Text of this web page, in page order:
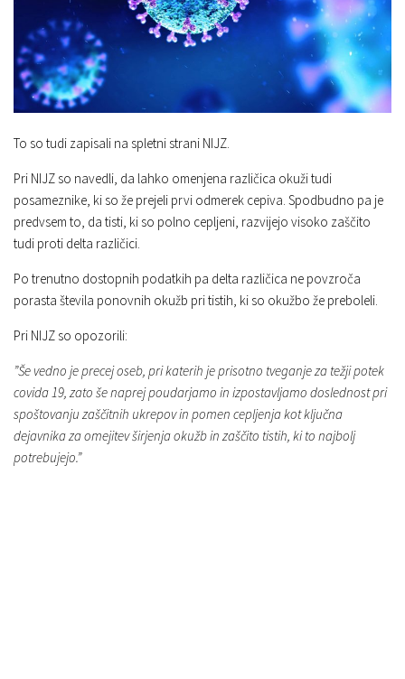
To so tudi zapisali na spletni strani NIJZ.
Pri NIJZ so navedli, da lahko omenjena različica okuži tudi
posameznike, ki so že prejeli prvi odmerek cepiva. Spodbudno pa je
predvsem to, da tisti, ki so polno cepljeni, razvijejo visoko zaščito
tudi proti delta različici.
Po trenutno dostopnih podatkih pa delta različica ne povzroča
porasta števila ponovnih okužb pri tistih, ki so okužbo že preboleli.
Pri NIJZ so opozorili:
”Še vedno je precej oseb, pri katerih je prisotno tveganje za težji potek
covida 19, zato še naprej poudarjamo in izpostavljamo doslednost pri
spoštovanju zaščitnih ukrepov in pomen cepljenja kot ključna
dejavnika za omejitev širjenja okužb in zaščito tistih, ki to najbolj
potrebujejo.”